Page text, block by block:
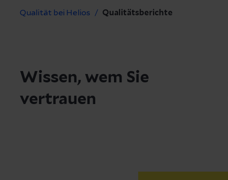
Qualität bei Helios Qualitätsberichte
Wissen, wem Sie
vertrauen